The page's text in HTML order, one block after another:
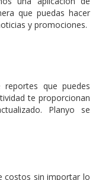
y promociones.
que puedes
te proporcionan
Planyo se
sin importar lo
el precio de artículos